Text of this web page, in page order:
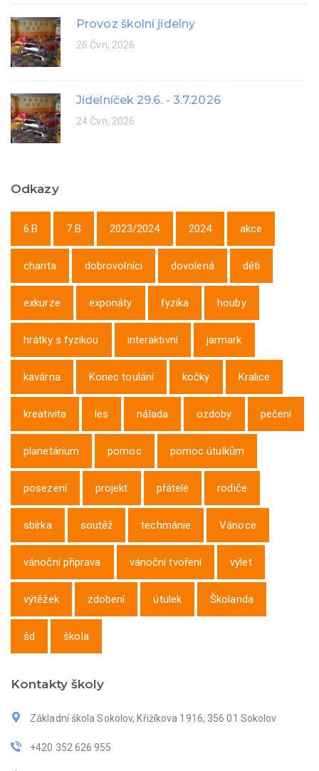
Provoz školní jídelny
26 Čvn, 2026
Jídelníček 29.6. - 3.7.2026
24 Čvn, 2026
Odkazy
6.B 7.B 2023/2024 2024 akce
charita dobrovolníci dovolená děti
exkurze exponáty fyzika houby
hrátky s fyzikou interaktivní jarmark
kavárna Konec toulání kočky Kralice
kreativita les nálada ozdoby pečení
planetárium pomoc pomoc útulkům
posezení projekt přátelé rodiče
sbírka soutěž techmánie Vánoce
vánoční příprava vánoční tvoření výlet
výtěžek zdobení útulek Školanda
šd škola
Kontakty školy
Základní škola Sokolov, Křižíkova 1916, 356 01 Sokolov
+420 352 626 955